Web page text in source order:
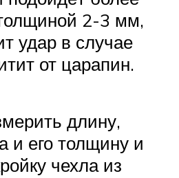
2-3 мм,
удар в случае
от царапин.
длину,
и его толщину и
чехла из